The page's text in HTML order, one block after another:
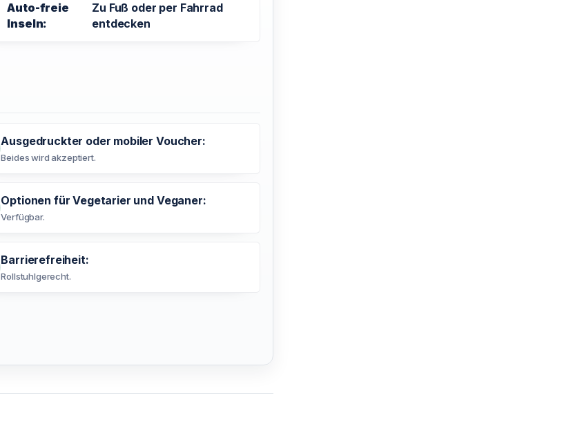
Auto-freie
Inseln:
Zu Fuß oder per Fahrrad
entdecken
Ausgedruckter oder mobiler Voucher:
Beides wird akzeptiert.
Optionen für Vegetarier und Veganer:
Verfügbar.
Barrierefreiheit:
Rollstuhlgerecht.